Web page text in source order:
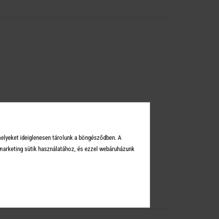
Mosás nem lehetséges!
ideiglenesen tárolunk a böngésződben. A
sütik használatához, és ezzel webáruházunk